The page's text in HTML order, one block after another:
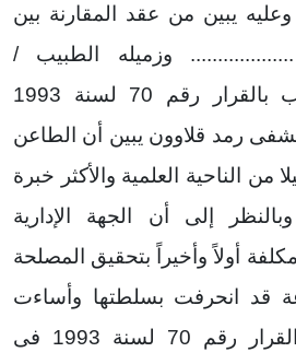
1993 فى 7/2/1993 وعليه يبين من عقد المقارنة بين
وزميله الطبيب /
..................... المنتدب بالقرار رقم 70 لسنة 1993
رمد قلاوون يبين أن الطاعن
من الناحية العلمية والأكثر خبرة
إلى أن الجهة الإدارية
أولاً وأخيراً بتحقيق المصلحة
قد انحرفت بسلطتها وأساءت
استعمالها بإصدارها القرار رقم 70 لسنة 1993 فى